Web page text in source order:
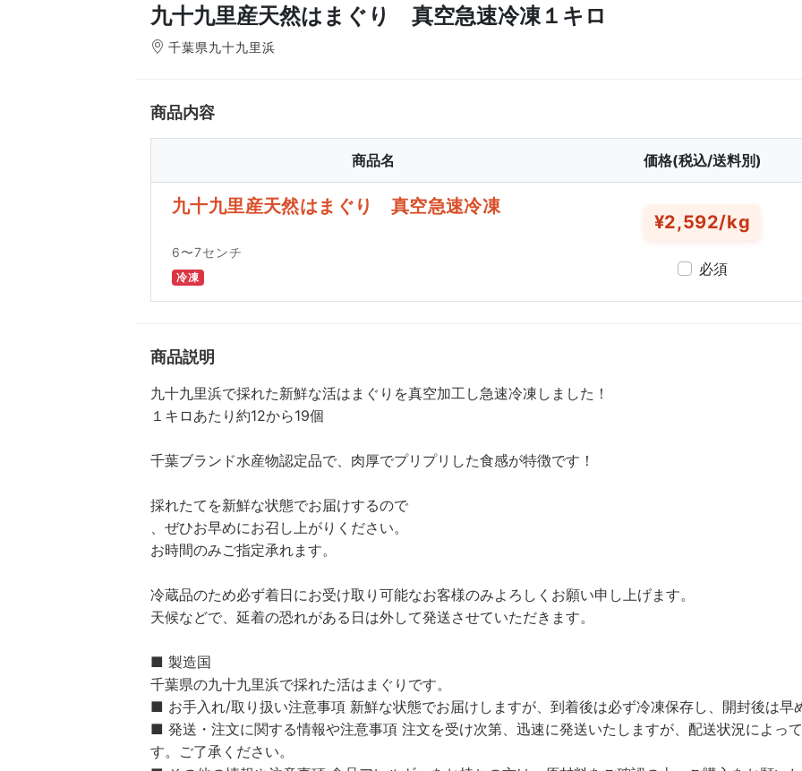
九十九里産天然はまぐり 真空急速冷凍１キロ
千葉県九十九里浜
商品内容
商品名 価格(税込/送料別)
九十九里産天然はまぐり 真空急速冷凍
6〜7センチ
冷凍
¥2,592/kg
必須
商品説明
九十九里浜で採れた新鮮な活はまぐりを真空加工し急速冷凍しました！
１キロあたり約12から19個
千葉ブランド水産物認定品で、肉厚でプリプリした食感が特徴です！
採れたてを新鮮な状態でお届けするので
、ぜひお早めにお召し上がりください。
お時間のみご指定承れます。
冷蔵品のため必ず着日にお受け取り可能なお客様のみよろしくお願い申し上げます。
天候などで、延着の恐れがある日は外して発送させていただきます。
■ 製造国
千葉県の九十九里浜で採れた活はまぐりです。
■ お手入れ/取り扱い注意事項 新鮮な状態でお届けしますが、到着後は必ず冷凍保存し、開封後は早
■ 発送・注文に関する情報や注意事項 注文を受け次第、迅速に発送いたしますが、配送状況によっ
す。ご了承ください。